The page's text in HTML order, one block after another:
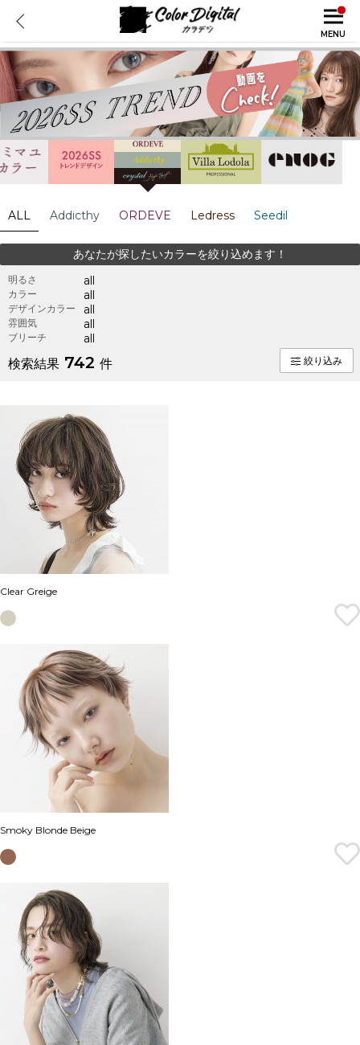
MENU
ALL Addicthy ORDEVE Ledress Seedil
あなたが探したいカラーを絞り込めます！
明るさ all
カラー all
デザインカラー all
雰囲気 all
ブリーチ all
検索結果 742 件 絞り込み
Clear Greige
Smoky Blonde Beige